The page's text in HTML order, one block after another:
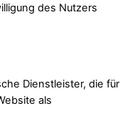
des Nutzers
Dienstleister, die für
als